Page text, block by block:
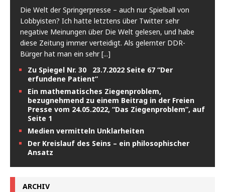
Die Welt der Springerpresse – auch nur Spielball von
Lobbyisten? Ich hatte letztens über Twitter sehr
negative Meinungen über Die Welt gelesen, und habe
diese Zeitung immer verteidigt. Als gelernter DDR-
Bürger hat man ein sehr[...]
Zu Spiegel Nr. 30 23.7.2022 Seite 67 “Der
erfundene Patient”
Ein mathematisches Ziegenproblem,
bezugnehmend zu einem Beitrag in der Freien
Presse vom 24.05.2022, “Das Ziegenproblem”, auf
Seite 1
Medien vermitteln Unklarheiten
Der Kreislauf des Seins – ein philosophischer
Ansatz
ARCHIV